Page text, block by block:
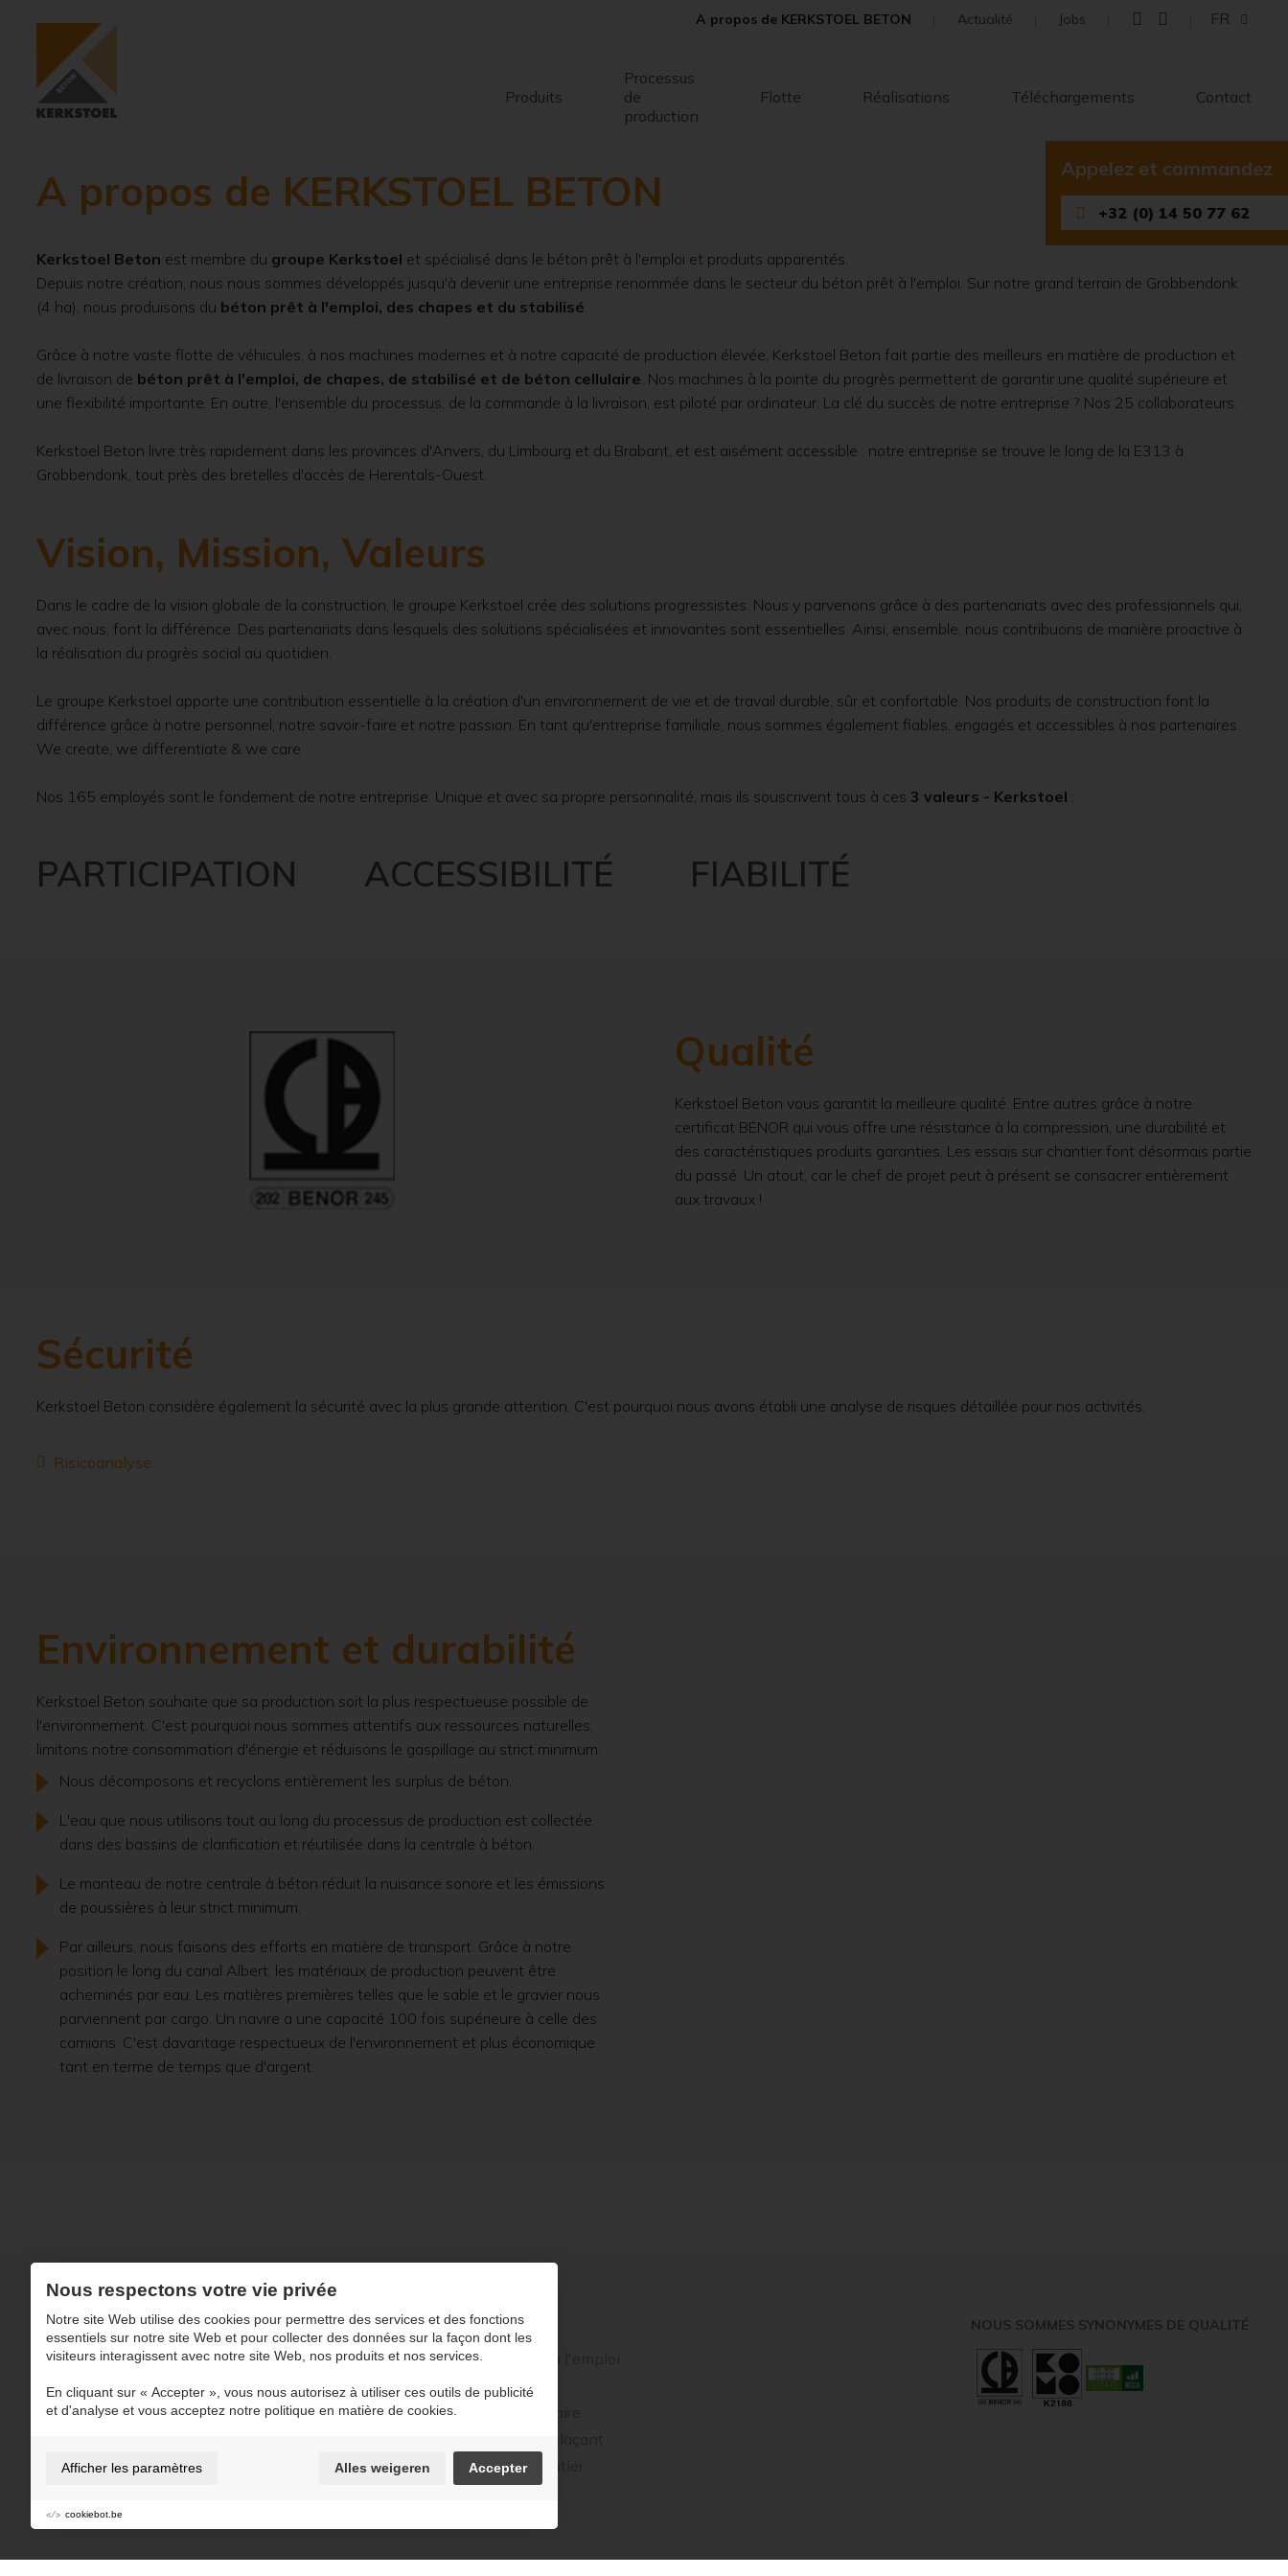
A propos de KERKSTOEL BETON Actualité Jobs FR
Produits
Processus
de
production
Flotte Réalisations Téléchargements Contact
Appelez et commandez
+32 (0) 14 50 77 62
A propos de KERKSTOEL BETON
Kerkstoel Beton est membre du groupe Kerkstoel et spécialisé dans le béton prêt à l'emploi et produits apparentés.
Depuis notre création, nous nous sommes développés jusqu'à devenir une entreprise renommée dans le secteur du béton prêt à l'emploi. Sur notre grand terrain de Grobbendonk
(4 ha), nous produisons du béton prêt à l'emploi, des chapes et du stabilisé.
Grâce à notre vaste flotte de véhicules, à nos machines modernes et à notre capacité de production élevée, Kerkstoel Beton fait partie des meilleurs en matière de production et
de livraison de béton prêt à l'emploi, de chapes, de stabilisé et de béton cellulaire. Nos machines à la pointe du progrès permettent de garantir une qualité supérieure et
une flexibilité importante. En outre, l'ensemble du processus, de la commande à la livraison, est piloté par ordinateur. La clé du succès de notre entreprise ? Nos 25 collaborateurs.
Kerkstoel Beton livre très rapidement dans les provinces d'Anvers, du Limbourg et du Brabant, et est aisément accessible : notre entreprise se trouve le long de la E313 à
Grobbendonk, tout près des bretelles d'accès de Herentals-Ouest.
Vision, Mission, Valeurs
Dans le cadre de la vision globale de la construction, le groupe Kerkstoel crée des solutions progressistes. Nous y parvenons grâce à des partenariats avec des professionnels qui,
avec nous, font la différence. Des partenariats dans lesquels des solutions spécialisées et innovantes sont essentielles. Ainsi, ensemble, nous contribuons de manière proactive à
la réalisation du progrès social au quotidien.
Le groupe Kerkstoel apporte une contribution essentielle à la création d'un environnement de vie et de travail durable, sûr et confortable. Nos produits de construction font la
différence grâce à notre personnel, notre savoir-faire et notre passion. En tant qu'entreprise familiale, nous sommes également fiables, engagés et accessibles à nos partenaires.
We create, we differentiate & we care
Nos 165 employés sont le fondement de notre entreprise. Unique et avec sa propre personnalité, mais ils souscrivent tous à ces 3 valeurs - Kerkstoel :
PARTICIPATION ACCESSIBILITÉ FIABILITÉ
Qualité
Kerkstoel Beton vous garantit la meilleure qualité. Entre autres grâce à notre
certificat BENOR qui vous offre une résistance à la compression, une durabilité et
des caractéristiques produits garanties. Les essais sur chantier font désormais partie
du passé. Un atout, car le chef de projet peut à présent se consacrer entièrement
aux travaux !
Sécurité
Kerkstoel Beton considère également la sécurité avec la plus grande attention. C'est pourquoi nous avons établi une analyse de risques détaillée pour nos activités.
Risicoanalyse
Environnement et durabilité
Kerkstoel Beton souhaite que sa production soit la plus respectueuse possible de
l'environnement. C'est pourquoi nous sommes attentifs aux ressources naturelles,
limitons notre consommation d'énergie et réduisons le gaspillage au strict minimum.
Nous décomposons et recyclons entièrement les surplus de béton.
L'eau que nous utilisons tout au long du processus de production est collectée
dans des bassins de clarification et réutilisée dans la centrale à béton.
Le manteau de notre centrale à béton réduit la nuisance sonore et les émissions
de poussières à leur strict minimum.
Par ailleurs, nous faisons des efforts en matière de transport. Grâce à notre
position le long du canal Albert, les matériaux de production peuvent être
acheminés par eau. Les matières premières telles que le sable et le gravier nous
parviennent par cargo. Un navire a une capacité 100 fois supérieure à celle des
camions. C'est davantage respectueux de l'environnement et plus économique
tant en terme de temps que d'argent.
NAVIGATION
Produits
Processus de
production
Réalisations
A propos de
BETON
Contact
PRODUITS
Béton prêt à l'emploi
Stabilisé
Le béton routier
NOUS SOMMES SYNONYMES DE QUALITÉ
Nous respectons votre vie privée
Notre site Web utilise des cookies pour permettre des services et des fonctions
essentiels sur notre site Web et pour collecter des données sur la façon dont les
visiteurs interagissent avec notre site Web, nos produits et nos services.
En cliquant sur « Accepter », vous nous autorisez à utiliser ces outils de publicité
et d'analyse et vous acceptez notre politique en matière de cookies.
Afficher les paramètres Alles weigeren Accepter
cookiebot.be